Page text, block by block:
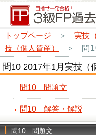
トップページ ＞ 実技
技（個人資産）
＞ 問
問10 2017年1月実技（
問10 問題文
問10 解答・解説
問10 問題文